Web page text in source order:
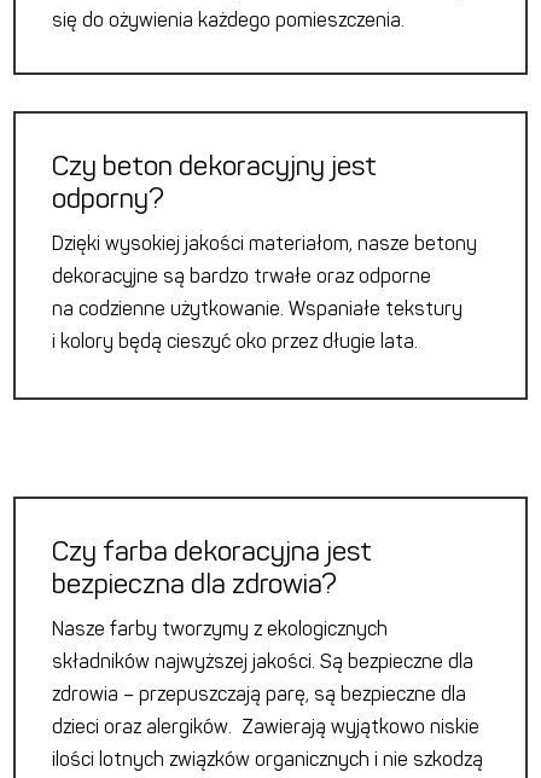
się do ożywienia każdego pomieszczenia.
Czy beton dekoracyjny jest
odporny?
Dzięki wysokiej jakości materiałom, nasze betony
dekoracyjne są bardzo trwałe oraz odporne
na codzienne użytkowanie. Wspaniałe tekstury
i kolory będą cieszyć oko przez długie lata.
Czy farba dekoracyjna jest
bezpieczna dla zdrowia?
Nasze farby tworzymy z ekologicznych
składników najwyższej jakości. Są bezpieczne dla
zdrowia – przepuszczają parę, są bezpieczne dla
dzieci oraz alergików. Zawierają wyjątkowo niskie
ilości lotnych związków organicznych i nie szkodzą